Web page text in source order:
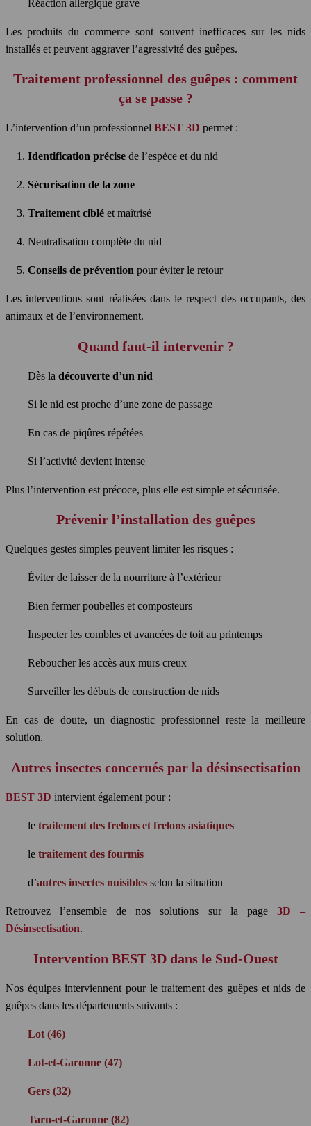
Réaction allergique grave
Les produits du commerce sont souvent inefficaces sur les nids
installés et peuvent aggraver l’agressivité des guêpes.
Traitement professionnel des guêpes : comment
ça se passe ?
L’intervention d’un professionnel BEST 3D permet :
Identification précise de l’espèce et du nid
Sécurisation de la zone
Traitement ciblé et maîtrisé
Neutralisation complète du nid
Conseils de prévention pour éviter le retour
Les interventions sont réalisées dans le respect des occupants, des
animaux et de l’environnement.
Quand faut-il intervenir ?
Dès la découverte d’un nid
Si le nid est proche d’une zone de passage
En cas de piqûres répétées
Si l’activité devient intense
Plus l’intervention est précoce, plus elle est simple et sécurisée.
Prévenir l’installation des guêpes
Quelques gestes simples peuvent limiter les risques :
Éviter de laisser de la nourriture à l’extérieur
Bien fermer poubelles et composteurs
Inspecter les combles et avancées de toit au printemps
Reboucher les accès aux murs creux
Surveiller les débuts de construction de nids
En cas de doute, un diagnostic professionnel reste la meilleure
solution.
Autres insectes concernés par la désinsectisation
BEST 3D intervient également pour :
le traitement des frelons et frelons asiatiques
le traitement des fourmis
d’autres insectes nuisibles selon la situation
Retrouvez l’ensemble de nos solutions sur la page 3D –
Désinsectisation.
Intervention BEST 3D dans le Sud-Ouest
Nos équipes interviennent pour le traitement des guêpes et nids de
guêpes dans les départements suivants :
Lot (46)
Lot-et-Garonne (47)
Gers (32)
Tarn-et-Garonne (82)